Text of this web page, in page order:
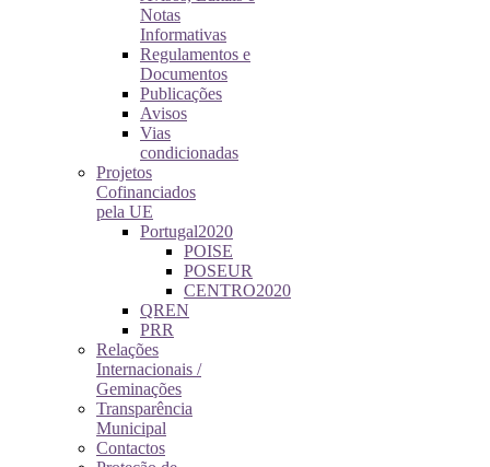
Notas
Informativas
Regulamentos e
Documentos
Publicações
Avisos
Vias
condicionadas
Projetos
Cofinanciados
pela UE
Portugal2020
POISE
POSEUR
CENTRO2020
QREN
PRR
Relações
Internacionais /
Geminações
Transparência
Municipal
Contactos